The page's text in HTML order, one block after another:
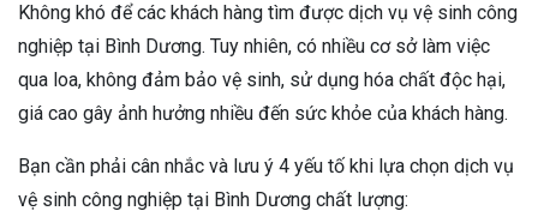
Không khó để các khách hàng tìm được dịch vụ vệ sinh công
nghiệp tại Bình Dương. Tuy nhiên, có nhiều cơ sở làm việc
qua loa, không đảm bảo vệ sinh, sử dụng hóa chất độc hại,
giá cao gây ảnh hưởng nhiều đến sức khỏe của khách hàng.
Bạn cần phải cân nhắc và lưu ý 4 yếu tố khi lựa chọn dịch vụ
vệ sinh công nghiệp tại Bình Dương chất lượng: